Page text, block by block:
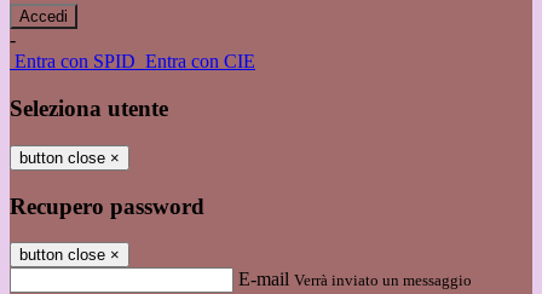
-
Entra con SPID Entra con CIE
Seleziona utente
button close ×
Recupero password
button close ×
E-mail Verrà inviato un messaggio